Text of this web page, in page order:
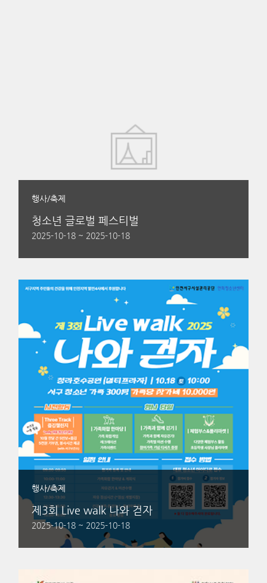
행사/축제
청소년 글로벌 페스티벌
2025-10-18 ~ 2025-10-18
행사/축제
제3회 Live walk 나와 걷자
2025-10-18 ~ 2025-10-18